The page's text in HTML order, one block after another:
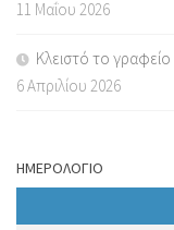
11 Μαΐου 2026
Κλειστό το
6 Απριλίου 2026
ΗΜΕΡΟΛΟΓΙΟ